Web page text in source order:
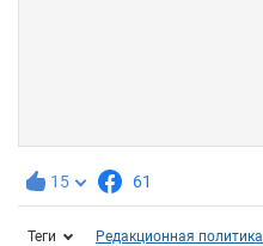
15 61
Теги Редакционная политика